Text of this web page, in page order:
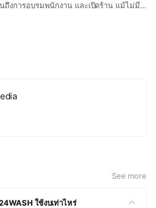
ถึงการอบรมพนักงาน และเปิดร้าน แม้ไม่มี
See more
ใช้งบเท่าไหร่